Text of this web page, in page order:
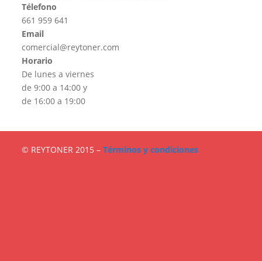
Télefono
661 959 641
Email
comercial@reytoner.com
Horario
De lunes a viernes
de 9:00 a 14:00 y
de 16:00 a 19:00
© REYTONER 2015 –Términos y condiciones